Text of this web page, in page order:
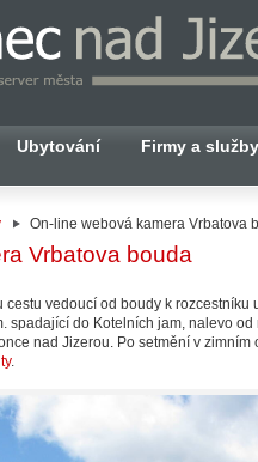
Ubytování Firmy a služby
On-line webová kamera Vrbatova
Vrbatova bouda
cestu vedoucí od boudy k
spadající do Kotelních jam, nalevo
nad Jizerou. Po setmění v
.